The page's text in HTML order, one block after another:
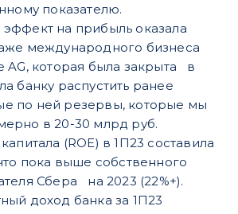
показателю.
на прибыль оказала
международного бизнеса
AG, которая была закрыта в
банку распустить ранее
по ней резервы, которые мы
в 20-30 млрд руб.
(ROE) в 1П23 составила
пока выше собственного
Сбера на 2023 (22%+).
доход банка за 1П23